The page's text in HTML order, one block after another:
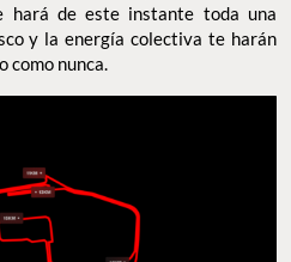
hará de este instante toda una
y la energía colectiva te harán
como nunca.